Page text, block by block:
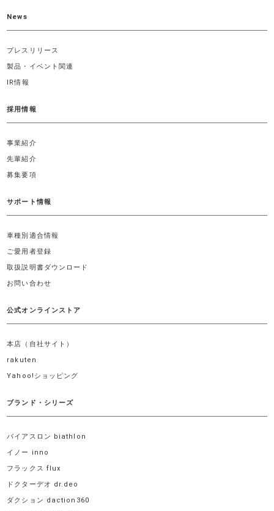
News
プレスリリース
製品・イベント関連
IR情報
採用情報
事業紹介
先輩紹介
募集要項
サポート情報
車種別適合情報
ご愛用者登録
取扱説明書ダウンロード
お問い合わせ
公式オンラインストア
本店（自社サイト）
rakuten
Yahoo!ショッピング
ブランド・シリーズ
バイアスロン biathlon
イノー inno
フラックス flux
ドクターデオ dr.deo
ダクション daction360